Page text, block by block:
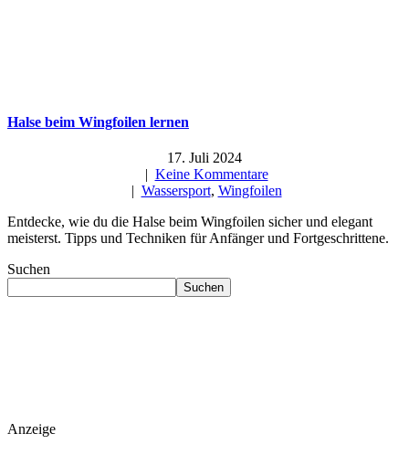
Halse beim Wingfoilen lernen
17. Juli 2024
| Keine Kommentare
| Wassersport, Wingfoilen
Entdecke, wie du die Halse beim Wingfoilen sicher und elegant
meisterst. Tipps und Techniken für Anfänger und Fortgeschrittene.
Suchen
Suchen
Anzeige